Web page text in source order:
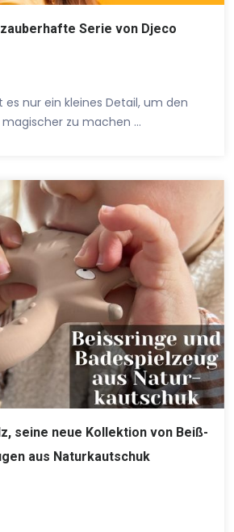
Serie von Djeco
nur ein kleines Detail, um den
zu machen …
seine neue Kollektion von Beiß-
aus Naturkautschuk